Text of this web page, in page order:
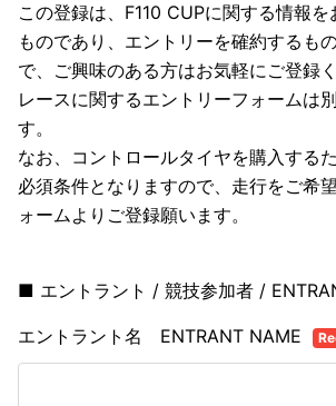
この登録は、F110 CUPに関する情報
ものであり、エントリーを確約するも
で、ご興味のある方はお気軽にご登録く
レースに関するエントリーフォームは
す。
なお、コントロールタイヤを購入する
必須条件となりますので、走行をご希
ォームよりご登録願います。
■ エントラント / 競技参加者 /
エントラント名 ENTRANT NAME